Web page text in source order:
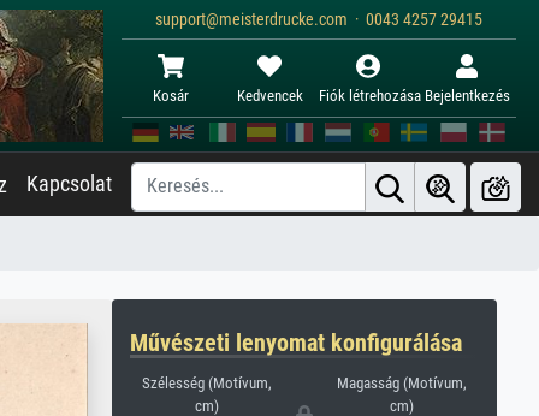
support@meisterdrucke.com · 0043 4257 29415
Kosár Kedvencek Fiók létrehozása Bejelentkezés
Kapcsolat
Művészeti lenyomat konfigurálása
Szélesség (Motívum,
cm)
Magasság (Motívum,
cm)